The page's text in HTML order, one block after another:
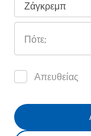
Ζάγκρεμπ
Πότε;
Απευθείας